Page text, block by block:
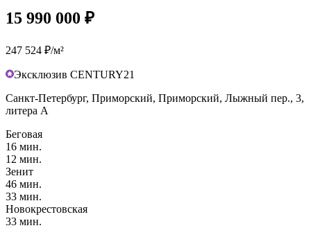
15 990 000 ₽
247 524 ₽/м²
Эксклюзив CENTURY21
Санкт-Петербург, Приморский, Приморский, Лыжный пер., 3,
литера А
Беговая
16 мин.
12 мин.
Зенит
46 мин.
33 мин.
Новокрестовская
33 мин.